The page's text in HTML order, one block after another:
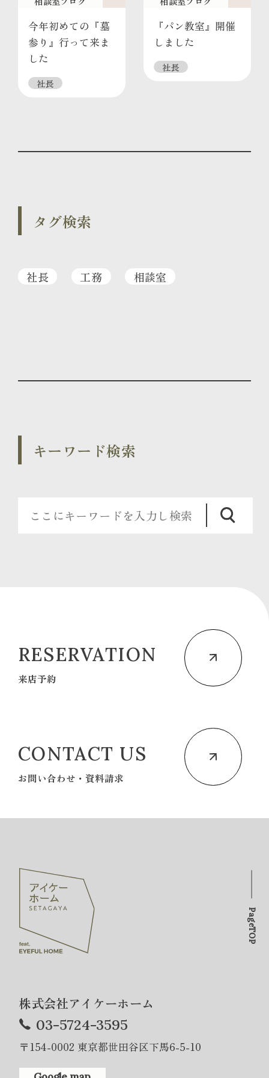
今年初めての『墓
参り』行って来ま
した
社長
『パン教室』開催
しました
社長
タグ検索
社長 工務 相談室
キーワード検索
RESERVATION
来店予約
CONTACT US
お問い合わせ・資料請求
株式会社アイケーホーム
03-5724-3595
〒154-0002 東京都世田谷区下馬6-5-10
PageTOP